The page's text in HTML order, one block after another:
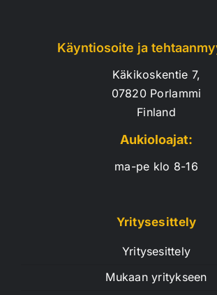
Käyntiosoite ja
Käkikoskentie 7,
07820 Porlammi
Finland
Aukioloajat:
ma-pe klo 8-16
Yritysesittely
Yritysesittely
Mukaan yritykseen